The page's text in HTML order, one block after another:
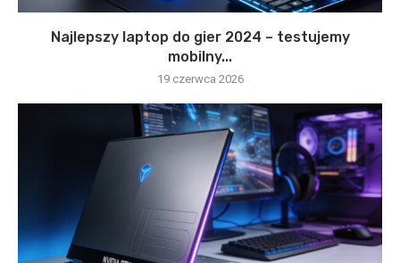
Najlepszy laptop do gier 2024 – testujemy
mobilny...
19 czerwca 2026